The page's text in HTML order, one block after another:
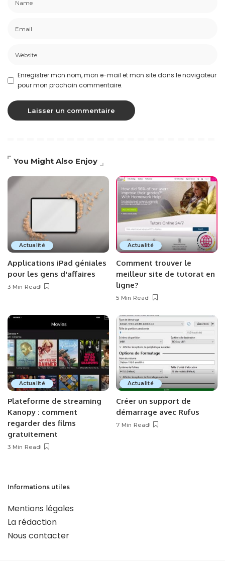
Enregistrer mon nom, mon e-mail et mon site dans le navigateur
pour mon prochain commentaire.
You Might Also Enjoy
Actualité
Applications iPad géniales
pour les gens d'affaires
3 Min Read
Actualité
Comment trouver le
meilleur site de tutorat en
ligne?
5 Min Read
Actualité
Plateforme de streaming
Kanopy : comment
regarder des films
gratuitement
3 Min Read
Actualité
Créer un support de
démarrage avec Rufus
7 Min Read
Informations utiles
Mentions légales
La rédaction
Nous contacter